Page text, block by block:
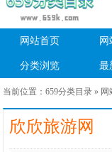
网站首页 网
分类浏览 最
当前位置：659分类目录 » 网
欣欣旅游网